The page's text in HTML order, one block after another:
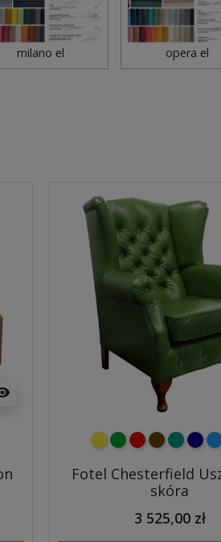
milano el opera el
żółtyzielonyczerwony
Fotel Chesterfield
skóra
3 525,00 zł